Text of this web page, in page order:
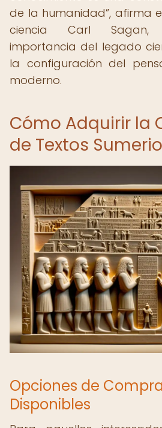
de la humanidad , afirma
ciencia Carl Sagan,
importancia del legado
la configuración del
moderno.
Cómo Adquirir la
de Textos
Opciones de
Disponibles